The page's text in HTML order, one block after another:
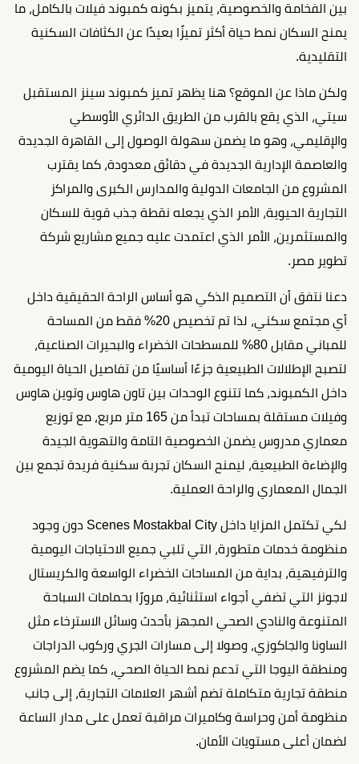
بين الفخامة والخصوصية، يتميز بكونه كمبوند فيلات بالكامل، ما
يمنح السكان نمط حياة أكثر تميزًا بعيدًا عن الكثافات السكنية
التقليدية.
ولكن ماذا عن الموقع؟ هنا يظهر تميز كمبوند سينز المستقبل
سيتي، الذي يقع بالقرب من الطريق الدائري الأوسطي
والإقليمي، وهو ما يضمن سهولة الوصول إلى القاهرة الجديدة
والعاصمة الإدارية الجديدة في دقائق معدودة، كما يقترب
المشروع من الجامعات الدولية والمدارس الكبرى والمراكز
التجارية الحيوية، الأمر الذي يجعله نقطة جذب قوية للسكان
والمستثمرين، الأمر الذي اعتمدت عليه جميع مشاريع شركة
تطوير مصر.
دعنا نتفق أن التصميم الذكي هو أساس الراحة الحقيقية داخل
أي مجتمع سكني، لذا تم تخصيص 20% فقط من المساحة
للمباني مقابل 80% للمسطحات الخضراء والبحيرات الصناعية،
لتصبح الإطلالات الطبيعية جزءًا أساسيًا من تفاصيل الحياة اليومية
داخل الكمبوند، كما تتنوع الوحدات بين تاون هاوس وتوين هاوس
وفيلات مستقلة بمساحات تبدأ من 165 متر مربع، مع توزيع
معماري مدروس يضمن الخصوصية التامة والتهوية الجيدة
والإضاءة الطبيعية، ليمنح السكان تجربة سكنية فريدة تجمع بين
الجمال المعماري والراحة العملية.
لكي تكتمل المزايا داخل Scenes Mostakbal City دون وجود
منظومة خدمات متطورة، التي تلبي جميع الاحتياجات اليومية
والترفيهية، بداية من المساحات الخضراء الواسعة والكريستال
لاجونز التي تضفي أجواء استثنائية، مرورًا بحمامات السباحة
المتنوعة والنادي الصحي المجهز بأحدث وسائل الاسترخاء مثل
الساونا والجاكوزي، وصولا إلى مسارات الجري وركوب الدراجات
ومنطقة اليوجا التي تدعم نمط الحياة الصحي، كما يضم المشروع
منطقة تجارية متكاملة تضم أشهر العلامات التجارية، إلى جانب
منظومة أمن وحراسة وكاميرات مراقبة تعمل على مدار الساعة
لضمان أعلى مستويات الأمان.